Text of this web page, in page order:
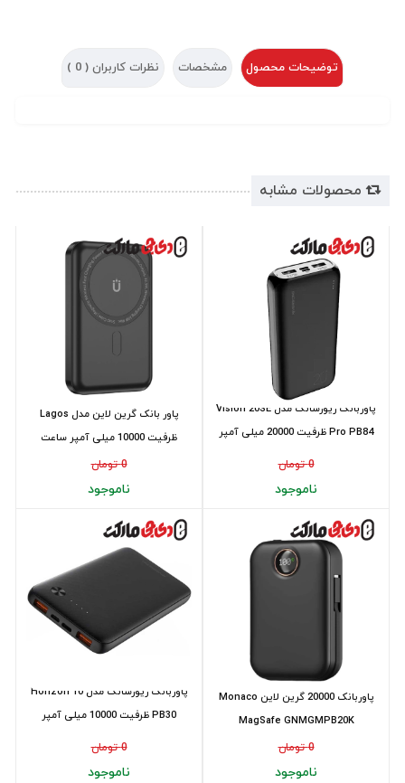
توضیحات محصول مشخصات نظرات کاربران ( 0
)
محصولات مشابه
پاور بانک گرین لاین مدل Lagos
ظرفیت 10000 میلی آمپر ساعت
0 تومان
ناموجود
پاوربانک ریورسانگ مدل Vision 20SE
Pro PB84 ظرفیت 20000 میلی‌ آمپر
0 تومان
ناموجود
پاوربانک ریورسانگ مدل Horizon 10
PB30 ظرفیت 10000 میلی‌ آمپر
ساعت(12...
0 تومان
ناموجود
پاوربانک 20000 گرین لاین Monaco
MagSafe GNMGMPB20K
0 تومان
ناموجود